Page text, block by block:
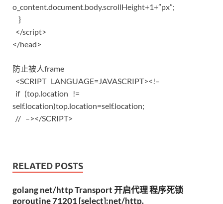
o_content.document.body.scrollHeight+1+”px”;
}
</script>
</head>
防止被人frame
<SCRIPT LANGUAGE=JAVASCRIPT><!–
if (top.location !=
self.location)top.location=self.location;
// –></SCRIPT>
RELATED POSTS
golang net/http Transport 开启代理 程序死锁
goroutine 71201 [select]:net/http.